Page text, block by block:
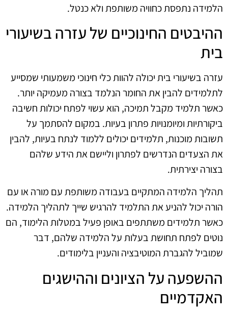
הלמידה נתפסת כחוויה משותפת ולא כנטל.
ההיבטים החינוכיים של עזרה בשיעורי
בית
עזרה בשיעורי בית יכולה להוות כלי חינוכי משמעותי שמסייע
לתלמידים להבין את החומר הנלמד בצורה מעמיקה יותר.
כאשר תלמיד מקבל תמיכה, הוא עשוי לפתח יכולות חשיבה
ביקורתיות ומיומנויות פתרון בעיות. במקום להסתמך על
תשובות מוכנות, תלמידים יכולים ללמוד לנתח בעיות, להבין
את הצעדים הנדרשים לפתרון וליישם את הידע שלהם
בצורה יצירתית.
תהליך הלמידה המתקיים בעבודה משותפת עם מורה או עם
הורה יכול להניע את התלמיד להרגיש שייך לתהליך הלמידה.
כאשר תלמידים משתתפים באופן פעיל במטלות הלימוד, הם
נוטים לפתח תחושת בעלות על הלמידה שלהם, דבר
שמוביל להגברת המוטיבציה והעניין בלימודים.
ההשפעה על הציונים וההישגים
האקדמיים